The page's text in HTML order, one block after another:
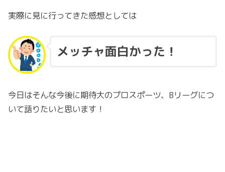
実際に見に行ってきた感想としては
メッチャ面白かった！
今日はそんな今後に期待大のプロスポーツ、Bリーグにつ
いて語りたいと思います！